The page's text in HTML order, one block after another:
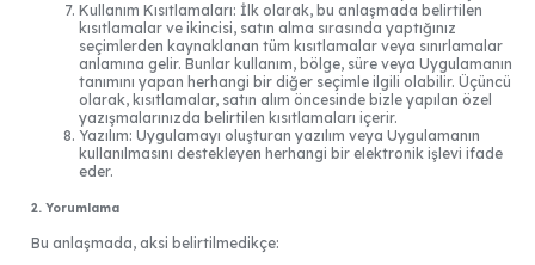
Kullanım Kısıtlamaları: İlk olarak, bu anlaşmada belirtilen
kısıtlamalar ve ikincisi, satın alma sırasında yaptığınız
seçimlerden kaynaklanan tüm kısıtlamalar veya sınırlamalar
anlamına gelir. Bunlar kullanım, bölge, süre veya Uygulamanın
tanımını yapan herhangi bir diğer seçimle ilgili olabilir. Üçüncü
olarak, kısıtlamalar, satın alım öncesinde bizle yapılan özel
yazışmalarınızda belirtilen kısıtlamaları içerir.
Yazılım: Uygulamayı oluşturan yazılım veya Uygulamanın
kullanılmasını destekleyen herhangi bir elektronik işlevi ifade
eder.
2. Yorumlama
Bu anlaşmada, aksi belirtilmedikçe: